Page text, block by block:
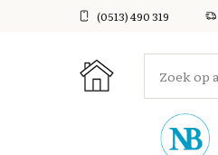
(0513) 490 319